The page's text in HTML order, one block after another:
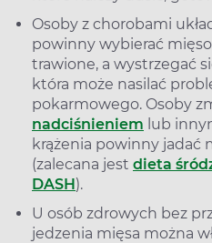
Osoby z chorobami
powinny wybierać
trawione, a wystrzegać
która może nasilać
pokarmowego. Osoby
nadciśnieniem lub
krążenia powinny jadać
(zalecana jest dieta
DASH).
U osób zdrowych bez
jedzenia mięsa można